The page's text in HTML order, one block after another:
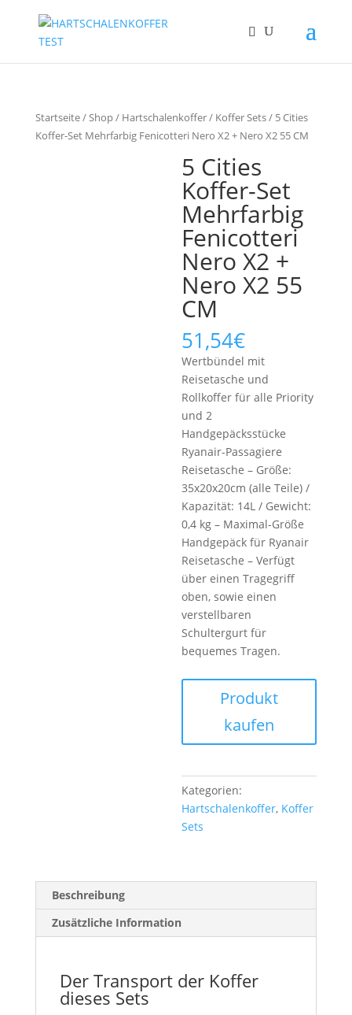
Startseite/Shop/ Hartschalenkoffer/ Koffer Sets/ 5 Cities
Koffer-Set Mehrfarbig Fenicotteri Nero X2 + Nero X2 55 CM
5 Cities
Koffer-Set
Mehrfarbig
Fenicotteri
Nero X2 +
Nero X2 55
CM
51,54€
Wertbündel mit
Reisetasche und
Rollkoffer für alle Priority
und 2
Handgepäcksstücke
Ryanair-Passagiere
Reisetasche – Größe:
35x20x20cm (alle Teile) /
Kapazität: 14L / Gewicht:
0,4 kg – Maximal-Größe
Handgepäck für Ryanair
Reisetasche – Verfügt
über einen Tragegriff
oben, sowie einen
verstellbaren
Schultergurt für
bequemes Tragen.
Produkt
kaufen
Kategorien:
Hartschalenkoffer, Koffer
Sets
Beschreibung
Zusätzliche Information
Der Transport der Koffer
dieses Sets